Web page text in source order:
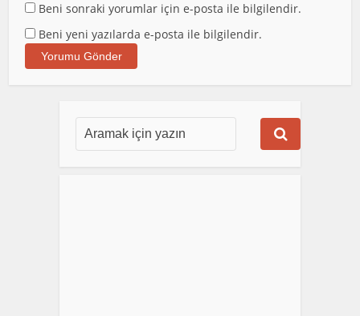
Beni sonraki yorumlar için e-posta ile bilgilendir.
Beni yeni yazılarda e-posta ile bilgilendir.